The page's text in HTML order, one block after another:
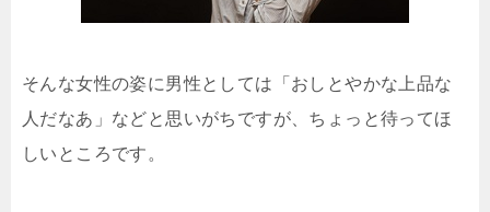
そんな女性の姿に男性としては「おしとやかな上品な
人だなあ」などと思いがちですが、ちょっと待ってほ
しいところです。